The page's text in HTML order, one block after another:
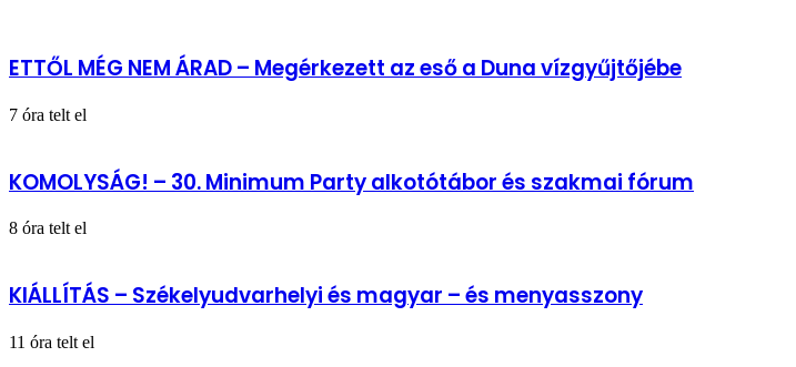
ETTŐL MÉG NEM ÁRAD – Megérkezett az eső a Duna vízgyűjtőjébe
7 óra telt el
KOMOLYSÁG! – 30. Minimum Party alkotótábor és szakmai fórum
8 óra telt el
KIÁLLÍTÁS – Székelyudvarhelyi és magyar – és menyasszony
11 óra telt el